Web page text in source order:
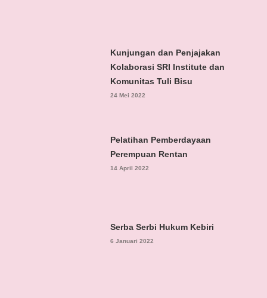
Kunjungan dan Penjajakan
Kolaborasi SRI Institute dan
Komunitas Tuli Bisu
24 Mei 2022
Pelatihan Pemberdayaan
Perempuan Rentan
14 April 2022
Serba Serbi Hukum Kebiri
6 Januari 2022